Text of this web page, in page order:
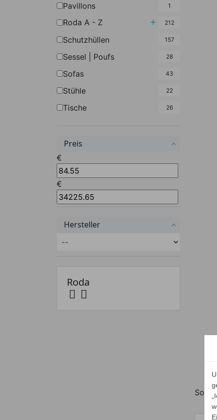
Pavillons 1
Roda A - Z Untermenü
212
Schutzhüllen 157
Sessel | Poufs 28
Sofas 43
Stühle 22
Tische 26
Preis
Preis von
€
Preis bis
€
Hersteller
Roda
 